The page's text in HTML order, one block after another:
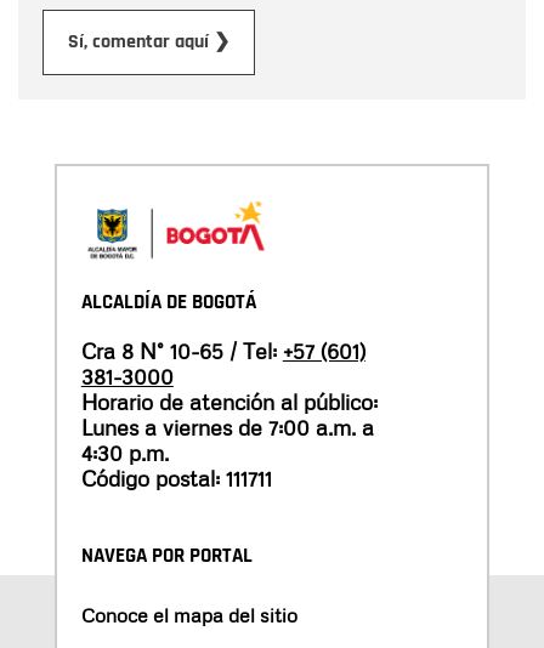
Sí, comentar aquí ❯
ALCALDÍA DE BOGOTÁ
Cra 8 N° 10-65 / Tel: +57 (601)
381-3000
Horario de atención al público:
Lunes a viernes de 7:00 a.m. a
4:30 p.m.
Código postal: 111711
NAVEGA POR PORTAL
Conoce el mapa del sitio